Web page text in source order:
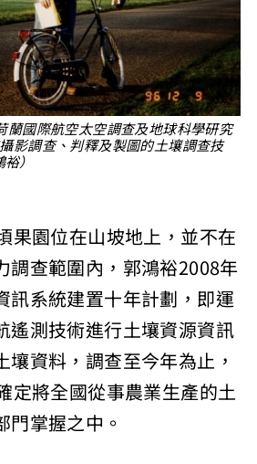
國際航空太空調查及地球科學研究
影調查、判釋及製圖的土壤調查技
）
果園位在山坡地上，並不在
查範圍內，郭鴻裕2008年
系統建置十年計劃，即運
測技術進行土壤資源資訊
資料，調查至今年為止，
將全國從事農業生產的土
掌握之中。